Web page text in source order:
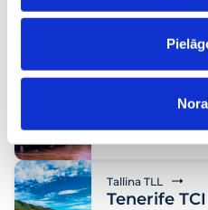
24.08, P.–
Parīze PAR
„City
Izziņas
23.10, Pk.–
Tallina TLL
Tenerife TCI